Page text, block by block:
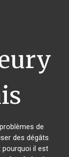
de
des dégâts
il est